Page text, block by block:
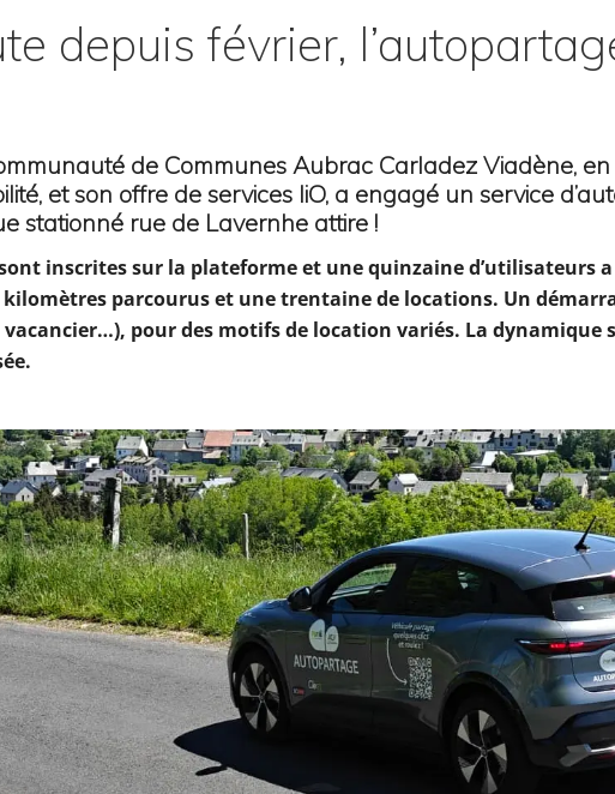
depuis février,
de Communes Aubrac Carladez Viadène,
et son offre de services liO, a engagé un service
stationné rue de Lavernhe attire !
inscrites sur la plateforme et une quinzaine d’utilisateurs
kilomètres parcourus et une trentaine de locations. Un
pour des motifs de location variés. La